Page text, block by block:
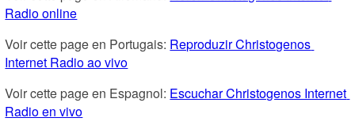
Radio online
Voir cette page en Portugais: Reproduzir Christogenos
Internet Radio ao vivo
Voir cette page en Espagnol: Escuchar Christogenos Internet
Radio en vivo